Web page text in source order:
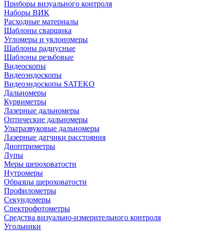
Приборы визуального контроля
Наборы ВИК
Расходные материалы
Шаблоны сварщика
Угломеры и уклономеры
Шаблоны радиусные
Шаблоны резьбовые
Видеоскопы
Видеоэндоскопы
Видеоэндоскопы SATEKO
Дальномеры
Курвиметры
Лазерные дальномеры
Оптические дальномеры
Ультразвуковые дальномеры
Лазерные датчики расстояния
Диоптриметры
Лупы
Меры шероховатости
Нутромеры
Образцы шероховатости
Профилометры
Секундомеры
Спектрофотометры
Средства визуально-измерительного контроля
Угольники